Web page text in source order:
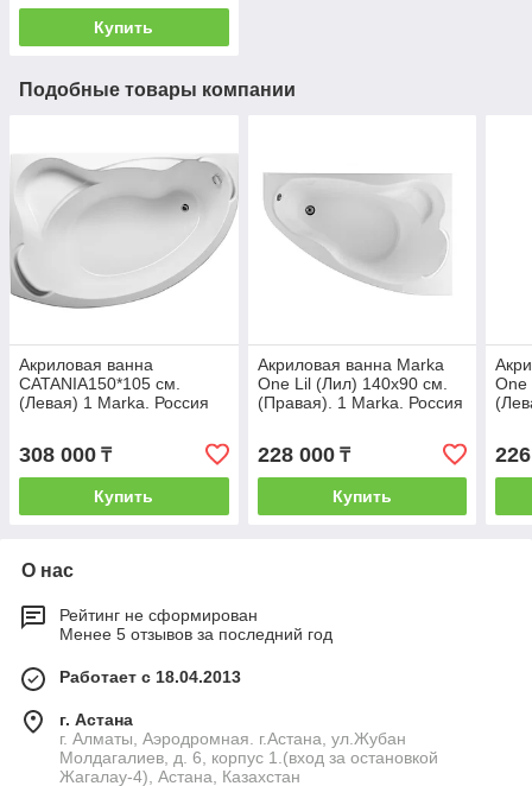
Купить
Подобные товары компании
Акриловая ванна
CATANIA150*105 см.
(Левая) 1 Marka. Россия
308 000 ₸
Купить
Акриловая ванна Marka
One Lil (Лил) 140x90 см.
(Правая). 1 Marka. Россия
228 000₸
Купить
One
О нас
Рейтинг не сформирован
Менее 5 отзывов за последний год
Работает с 18.04.2013
г. Астана
г. Алматы, Аэродромная. г.Астана, ул.Жубан
Молдагалиев, д. 6, корпус 1.(вход за остановкой
Жагалау-4), Астана, Казахстан